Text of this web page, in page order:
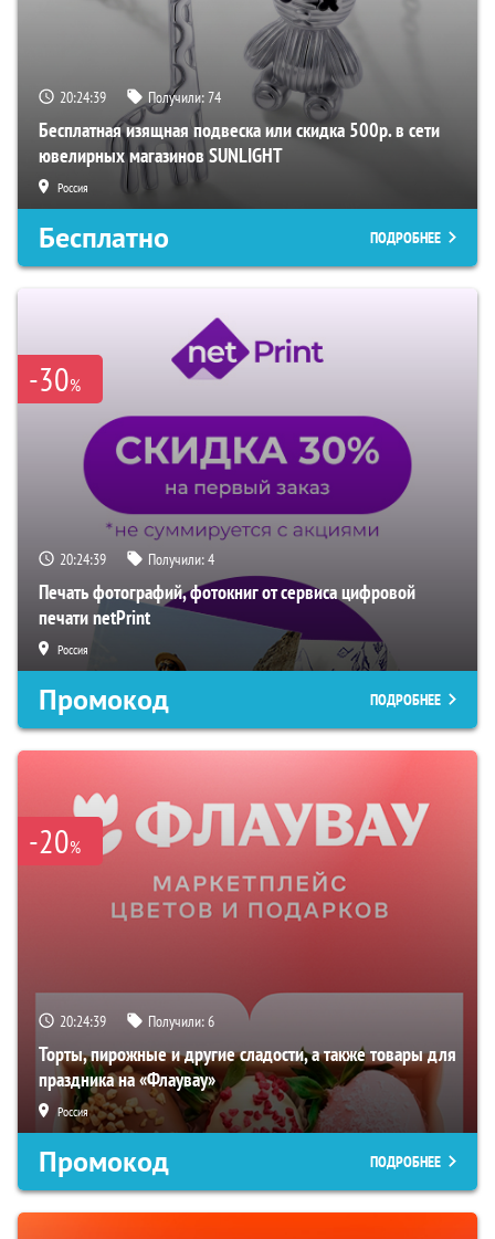
20:24:38 Получили:74
Бесплатная изящная подвеска или скидка 500р. в сети
ювелирных магазинов SUNLIGHT
Россия
Бесплатно ПОДРОБНЕЕ
-30%
20:24:38 Получили:4
Печать фотографий, фотокниг от сервиса цифровой
печати netPrint
Россия
Промокод ПОДРОБНЕЕ
-20%
20:24:38 Получили:6
Торты, пирожные и другие сладости, а также товары для
праздника на «Флаувау»
Россия
Промокод ПОДРОБНЕЕ